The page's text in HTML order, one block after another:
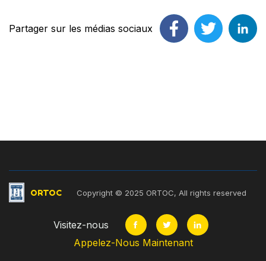
Partager sur les médias sociaux
ORTOC Copyright © 2025 ORTOC, All rights reserved
Visitez-nous
Appelez-Nous Maintenant